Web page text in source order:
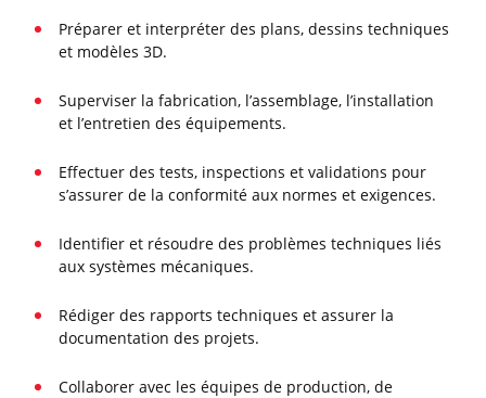
Préparer et interpréter des plans, dessins techniques
et modèles 3D.
Superviser la fabrication, l’assemblage, l’installation
et l’entretien des équipements.
Effectuer des tests, inspections et validations pour
s’assurer de la conformité aux normes et exigences.
Identifier et résoudre des problèmes techniques liés
aux systèmes mécaniques.
Rédiger des rapports techniques et assurer la
documentation des projets.
Collaborer avec les équipes de production, de